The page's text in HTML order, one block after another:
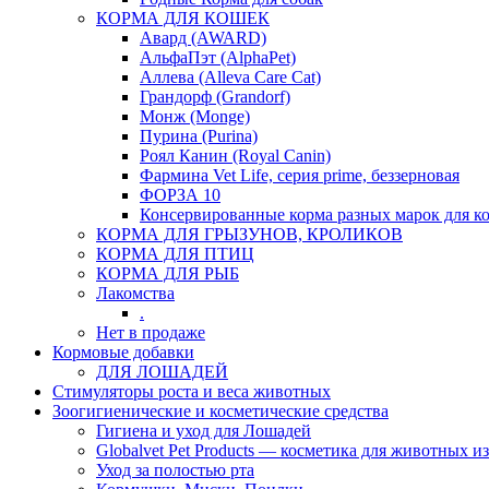
КОРМА ДЛЯ КОШЕК
Авард (AWARD)
АльфаПэт (AlphaPet)
Аллева (Alleva Care Cat)
Грандорф (Grandorf)
Монж (Monge)
Пурина (Purina)
Роял Канин (Royal Canin)
Фармина Vet Life, серия prime, беззерновая
ФОРЗА 10
Консервированные корма разных марок для
КОРМА ДЛЯ ГРЫЗУНОВ, КРОЛИКОВ
КОРМА ДЛЯ ПТИЦ
КОРМА ДЛЯ РЫБ
Лакомства
.
Нет в продаже
Кормовые добавки
ДЛЯ ЛОШАДЕЙ
Стимуляторы роста и веса животных
Зоогигиенические и косметические средства
Гигиена и уход для Лошадей
Globalvet Pet Products — косметика для животных
Уход за полостью рта